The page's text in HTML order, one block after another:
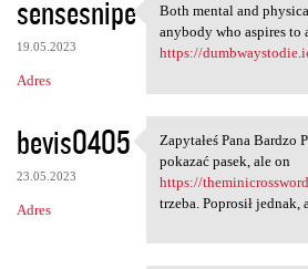
sensesnipe
19.05.2023
Adres
Both mental and
Both mental and
anybody who aspires to
https://
bevis0405
23.05.2023
Adres
Zapytałeś Pana
Zapytałeś Pana Bardzo
pokazać pasek, ale on
https://
trzeba. Poprosił jednak,